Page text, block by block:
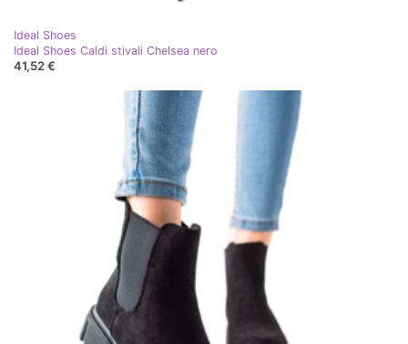
Ideal Shoes
Ideal Shoes Caldi stivali Chelsea nero
41,52 €